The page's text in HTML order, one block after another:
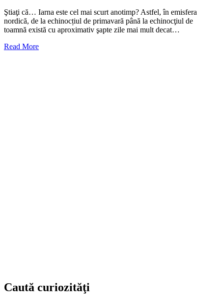
Ştiaţi că… Iarna este cel mai scurt anotimp? Astfel, în emisfera
nordică, de la echinocțiul de primavară până la echinocţiul de
toamnă există cu aproximativ şapte zile mai mult decat…
Read More
Caută curiozităţi